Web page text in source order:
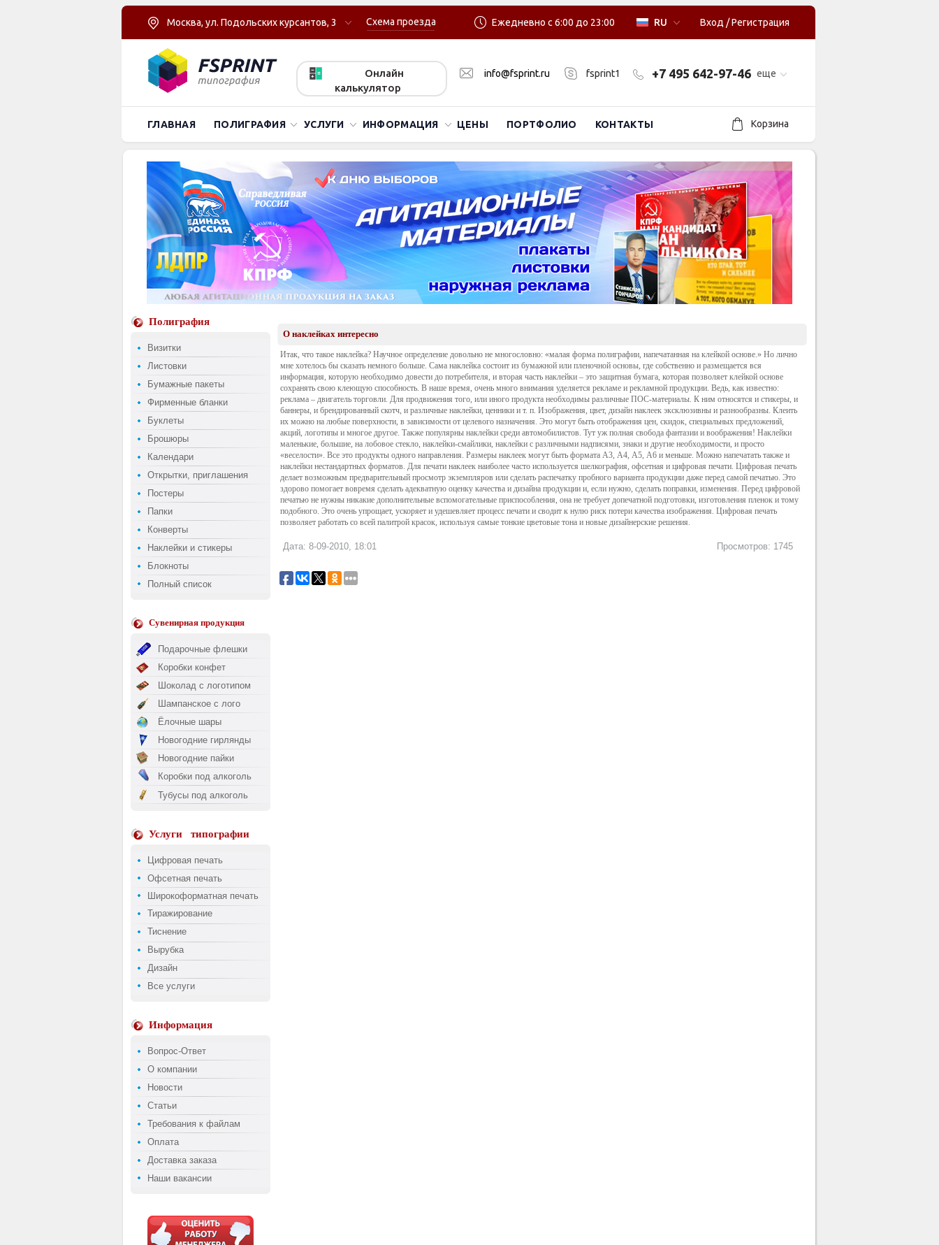
Москва, ул. Подольских курсантов, 3 Схема проезда Вход /Регистрация
RU
Ежедневно с 6:00 до 23:00
Онлайн
калькулятор
info@fsprint.ru fsprint1 еще
+7 495 642-97-46
ГЛАВНАЯ ПОЛИГРАФИЯ УСЛУГИ ИНФОРМАЦИЯ ЦЕНЫ ПОРТФОЛИО КОНТАКТЫ Корзина
Полиграфия
Визитки
Листовки
Бумажные пакеты
Фирменные бланки
Буклеты
Брошюры
Календари
Открытки, приглашения
Постеры
Папки
Конверты
Наклейки и стикеры
Блокноты
Полный список
Сувенирная продукция
Подарочные флешки
Коробки конфет
Шоколад с логотипом
Шампанское с лого
Ёлочные шары
Новогодние гирлянды
Новогодние пайки
Коробки под алкоголь
Тубусы под алкоголь
Услуги типографии
Цифровая печать
Офсетная печать
Широкоформатная печать
Тиражирование
Тиснение
Вырубка
Дизайн
Все услуги
Информация
Вопрос-Ответ
О компании
Новости
Статьи
Требования к файлам
Оплата
Доставка заказа
Наши вакансии
О наклейках интересно
Итак, что такое наклейка? Научное определение довольно не многословно: «малая форма полиграфии, напечатанная на клейкой основе.» Но лично
мне хотелось бы сказать немного больше. Сама наклейка состоит из бумажной или пленочной основы, где собственно и размещается вся
информация, которую необходимо довести до потребителя, и вторая часть наклейки – это защитная бумага, которая позволяет клейкой основе
сохранять свою клеющую способность. В наше время, очень много внимания уделяется рекламе и рекламной продукции. Ведь, как известно:
реклама – двигатель торговли. Для продвижения того, или иного продукта необходимы различные ПОС-материалы. К ним относятся и стикеры, и
баннеры, и брендированный скотч, и различные наклейки, ценники и т. п. Изображения, цвет, дизайн наклеек эксклюзивны и разнообразны. Клеить
их можно на любые поверхности, в зависимости от целевого назначения. Это могут быть отображения цен, скидок, специальных предложений,
акций, логотипы и многое другое. Также популярны наклейки среди автомобилистов. Тут уж полная свобода фантазии и воображения! Наклейки
маленькие, большие, на лобовое стекло, наклейки-смайлики, наклейки с различными надписями, знаки и другие необходимости, и просто
«веселости». Все это продукты одного направления. Размеры наклеек могут быть формата А3, А4, А5, А6 и меньше. Можно напечатать также и
наклейки нестандартных форматов. Для печати наклеек наиболее часто используется шелкография, офсетная и цифровая печати. Цифровая печать
делает возможным предварительный просмотр экземпляров или сделать распечатку пробного варианта продукции даже перед самой печатью. Это
здорово помогает вовремя сделать адекватную оценку качества и дизайна продукции и, если нужно, сделать поправки, изменения. Перед цифровой
печатью не нужны никакие дополнительные вспомогательные приспособления, она не требует допечатной подготовки, изготовления пленок и тому
подобного. Это очень упрощает, ускоряет и удешевляет процесс печати и сводит к нулю риск потери качества изображения. Цифровая печать
позволяет работать со всей палитрой красок, используя самые тонкие цветовые тона и новые дизайнерские решения.
Дата: 8-09-2010, 18:01 Просмотров: 1745